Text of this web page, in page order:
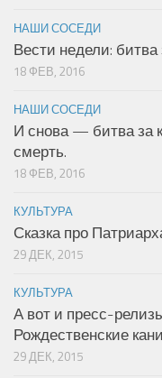
НАШИ СОСЕДИ
Вести недели: битва
18 ФЕВ, 2016
НАШИ СОСЕДИ
И снова — битва за
смерть.
18 ФЕВ, 2016
КУЛЬТУРА
Сказка про
29 ДЕК, 2015
КУЛЬТУРА
А вот и пресс-
Рождественские
29 ДЕК, 2015